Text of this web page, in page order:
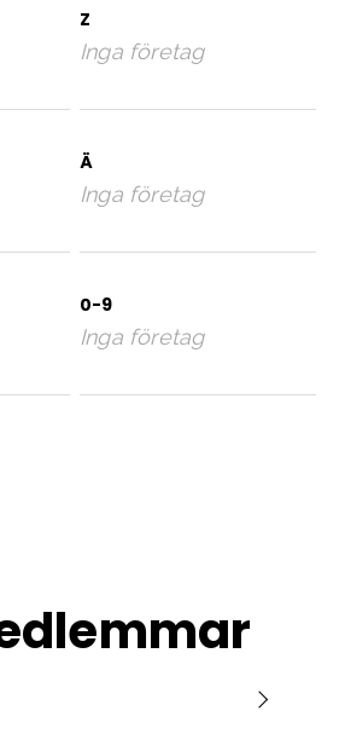
Z
Inga företag
Ä
Inga företag
0-9
Inga företag